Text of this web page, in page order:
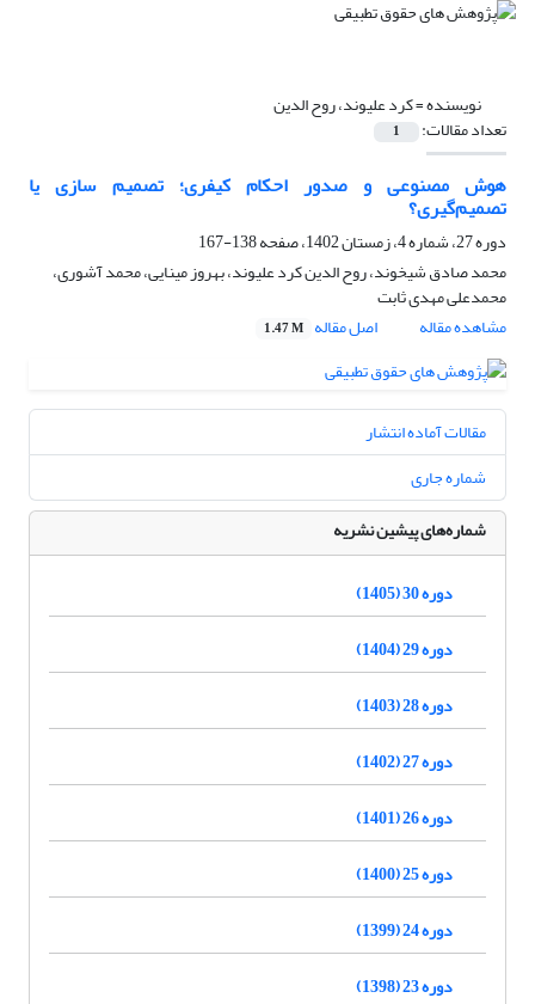
نویسنده =کرد علیوند، روح الدین
تعداد مقالات: 1
هوش مصنوعی و صدور احکام کیفری؛ تصمیم سازی یا
تصمیم‌گیری؟
دوره 27، شماره 4، زمستان 1402، صفحه
138-167
محمد صادق شیخوند، روح الدین کرد علیوند، بهروز مینایی، محمد آشوری،
محمدعلی مهدی ثابت
مشاهده مقاله
اصل مقاله 1.47 M
مقالات آماده انتشار
شماره جاری
شماره‌های پیشین نشریه
دوره 30 (1405)
دوره 29 (1404)
دوره 28 (1403)
دوره 27 (1402)
دوره 26 (1401)
دوره 25 (1400)
دوره 24 (1399)
دوره 23 (1398)